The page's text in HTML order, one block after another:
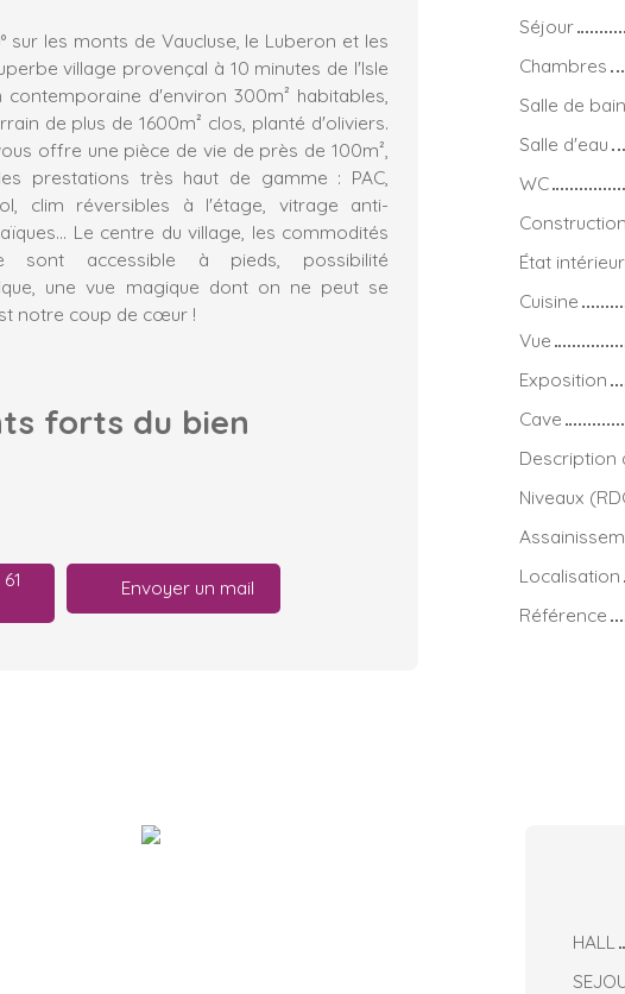
sur les monts de Vaucluse, le Luberon et les
village provençal à 10 minutes de l'Isle
d'environ 300m² habitables,
de plus de 1600m² clos, planté d'oliviers.
offre une pièce de vie de près de 100m²,
prestations très haut de gamme : PAC,
clim réversibles à l'étage, vitrage anti-
Le centre du village, les commodités
accessible à pieds, possibilité
une vue magique dont on ne peut se
notre coup de cœur !
forts du bien
Envoyer un mail
Séjour
Chambres
Salle de
Salle d'eau
WC
Construction
État intérieur
Cuisine
Vue
Exposition
Cave
Description
Niveaux
Localisation
Référence
HALL